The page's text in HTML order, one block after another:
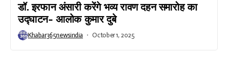
डॉ. इरफान अंसारी करेंगे भव्य रावण दहन समारोह का
उद्घाटन- आलोक कुमार दुबे
Khabar365newsindia October 1, 2025